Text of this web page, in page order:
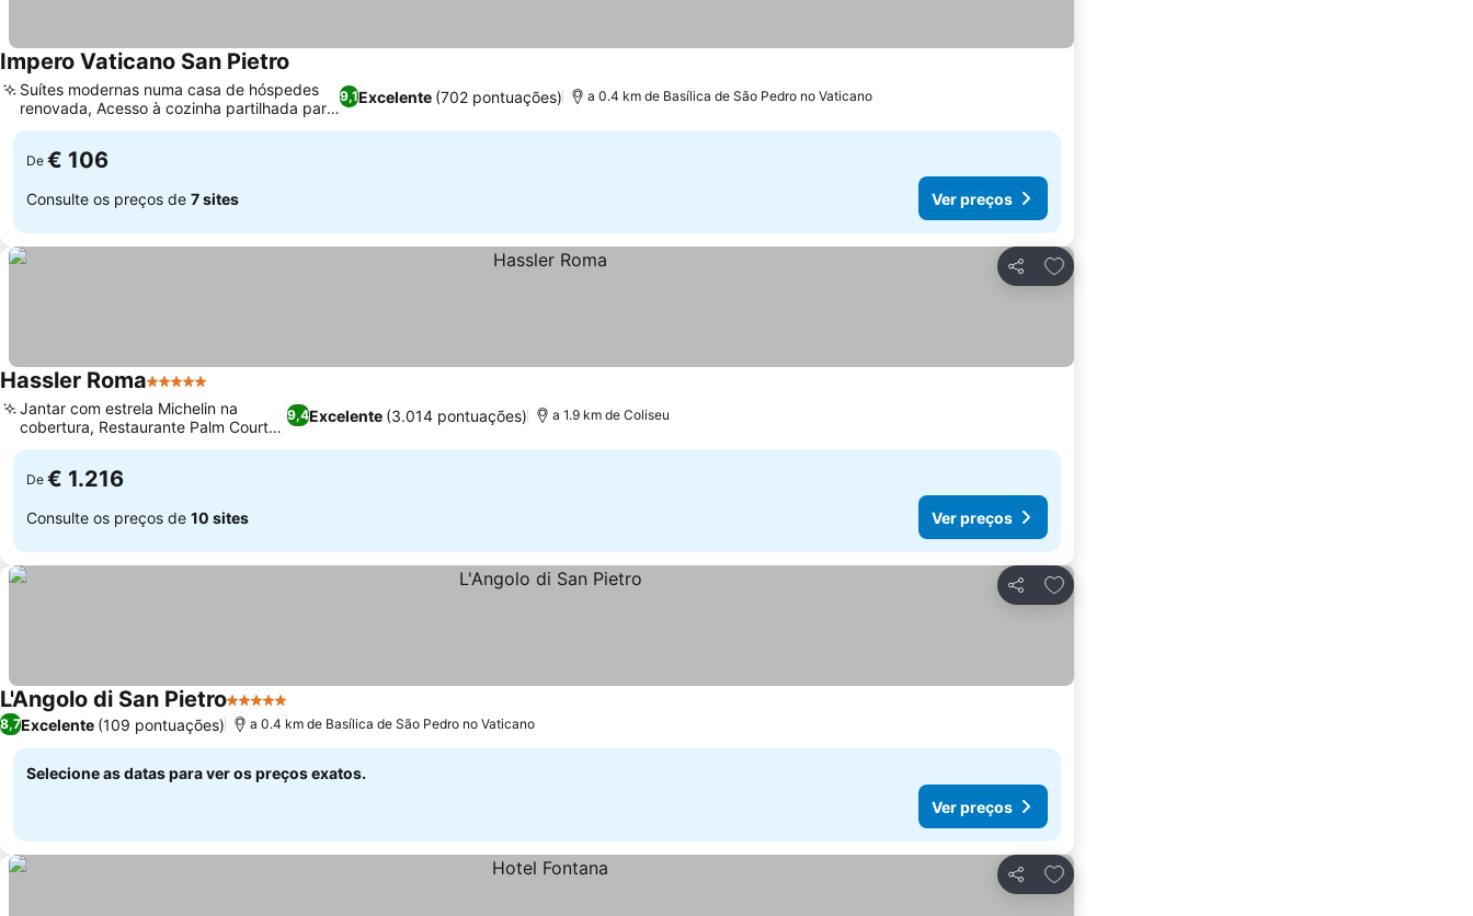
Impero Vaticano San Pietro
9,1Excelente (702 pontuações)
Suítes modernas numa casa de hóspedes
renovada, Acesso à cozinha partilhada para
hóspedes
a 0.4 km de Basílica de São Pedro no Vaticano
De € 106
Consulte os preços de 7 sites Ver preços
Partilhar
Adicionar aos favoritos
Hassler Roma5 Estrelas
9,4Excelente (3.014 pontuações)
Jantar com estrela Michelin na
cobertura, Restaurante Palm Court
charmoso
a 1.9 km de Coliseu
De € 1.216
Consulte os preços de 10 sites Ver preços
Partilhar
Adicionar aos favoritos
L'Angolo di San Pietro5 Estrelas
8,7Excelente (109 pontuações) a 0.4 km de Basílica de São Pedro no Vaticano
Selecione as datas para ver os preços exatos.
Ver preços
Partilhar
Adicionar aos favoritos